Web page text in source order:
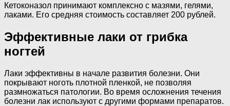
Кетоконазол принимают комплексно с мазями, гелями,
лаками. Его средняя стоимость составляет 200 рублей.
Эффективные лаки от грибка
ногтей
Лаки эффективны в начале развития болезни. Они
покрывают ноготь плотной пленкой, не позволяя
размножаться патологии. Во время осложнения течения
болезни лак используют с другими формами препаратов.